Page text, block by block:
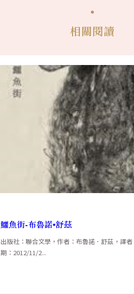
相關閱讀
鱷魚街-布魯諾•舒茲
出版社：聯合文學，作者：布魯諾．舒茲，譯
期：2012/11/2...